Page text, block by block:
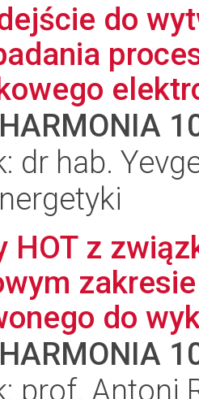
do
HARMONIA
dr hab.
HOT z
do
HARMONIA
prof. Antoni